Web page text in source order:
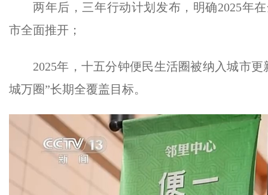
两年后，三年行动计划发布，明确2025年
市全面推开；
2025年，十五分钟便民生活圈被纳入城市更
城万圈”长期全覆盖目标。